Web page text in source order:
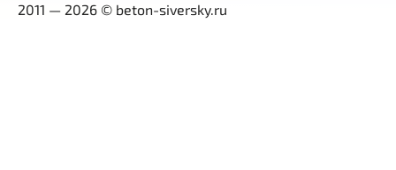
2011 — 2026 © beton-siversky.ru